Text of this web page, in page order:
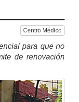
Centro Médico
para que no
de renovación